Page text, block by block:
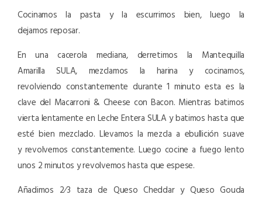
Cocinamos la pasta y la escurrimos bien, luego la
dejamos reposar.
En una cacerola mediana, derretimos la Mantequilla
Amarilla SULA, mezclamos la harina y cocinamos,
revolviendo constantemente durante 1 minuto esta es la
clave del Macarroni & Cheese con Bacon. Mientras batimos
vierta lentamente en Leche Entera SULA y batimos hasta que
esté bien mezclado. Llevamos la mezcla a ebullición suave
y revolvemos constantemente. Luego cocine a fuego lento
unos 2 minutos y revolvemos hasta que espese.
Añadimos 2∕3 taza de Queso Cheddar y Queso Gouda